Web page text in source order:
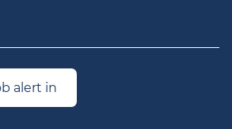
alert in